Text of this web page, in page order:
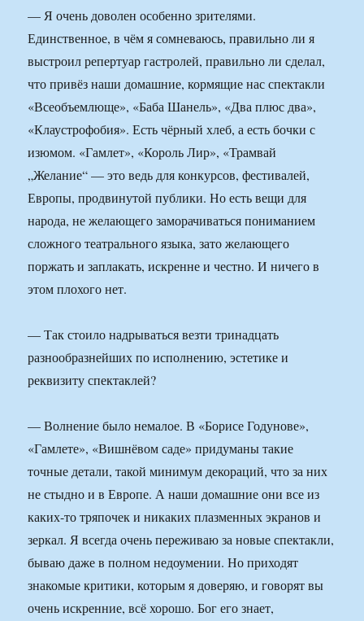
— Я очень доволен особенно зрителями.
Единственное, в чём я сомневаюсь, правильно ли я
выстроил репертуар гастролей, правильно ли сделал,
что привёз наши домашние, кормящие нас спектакли
«Всеобъемлюще», «Баба Шанель», «Два плюс два»,
«Клаустрофобия». Есть чёрный хлеб, а есть бочки с
изюмом. «Гамлет», «Король Лир», «Трамвай
„Желание“ — это ведь для конкурсов, фестивалей,
Европы, продвинутой публики. Но есть вещи для
народа, не желающего заморачиваться пониманием
сложного театрального языка, зато желающего
поржать и заплакать, искренне и честно. И ничего в
этом плохого нет.
— Так стоило надрываться везти тринадцать
разнообразнейших по исполнению, эстетике и
реквизиту спектаклей?
— Волнение было немалое. В «Борисе Годунове»,
«Гамлете», «Вишнёвом саде» придуманы такие
точные детали, такой минимум декораций, что за них
не стыдно и в Европе. А наши домашние они все из
каких-то тряпочек и никаких плазменных экранов и
зеркал. Я всегда очень переживаю за новые спектакли,
бываю даже в полном недоумении. Но приходят
знакомые критики, которым я доверяю, и говорят вы
очень искренние, всё хорошо. Бог его знает,